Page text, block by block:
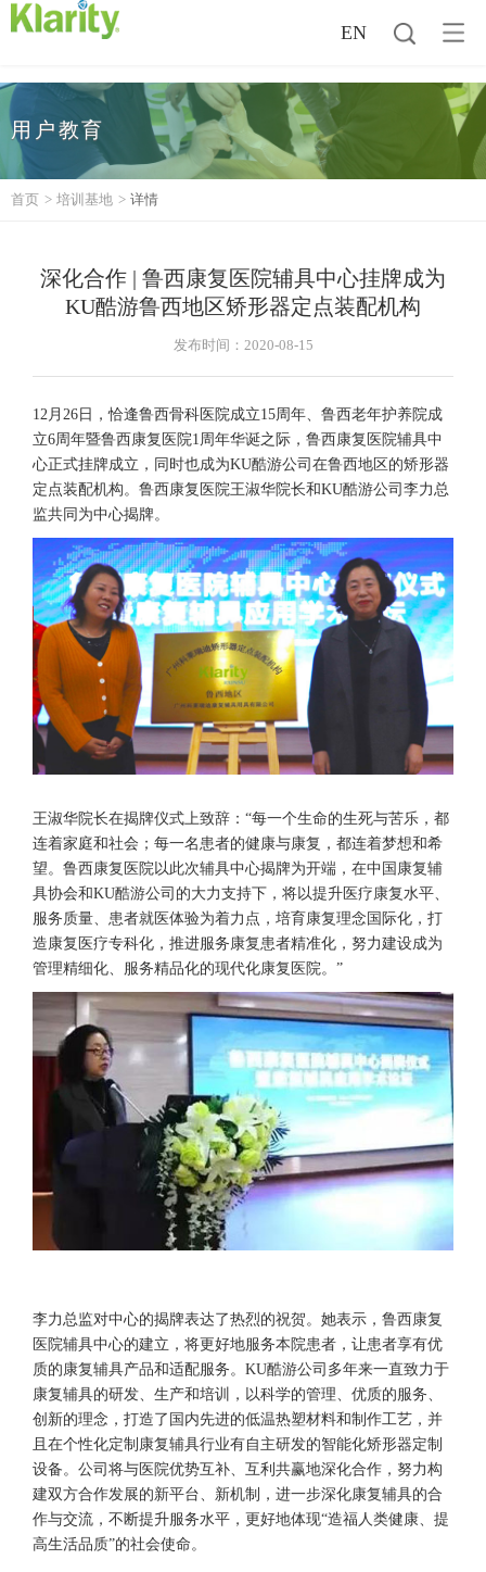
EN
用户教育
首页 > 培训基地 > 详情
深化合作 | 鲁西康复医院辅具中心挂牌成为
KU酷游鲁西地区矫形器定点装配机构
发布时间：2020-08-15
12月26日，恰逢鲁西骨科医院成立15周年、鲁西老年护养院成
立6周年暨鲁西康复医院1周年华诞之际，鲁西康复医院辅具中
心正式挂牌成立，同时也成为KU酷游公司在鲁西地区的矫形器
定点装配机构。鲁西康复医院王淑华院长和KU酷游公司李力总
监共同为中心揭牌。
王淑华院长在揭牌仪式上致辞：“每一个生命的生死与苦乐，都
连着家庭和社会；每一名患者的健康与康复，都连着梦想和希
望。鲁西康复医院以此次辅具中心揭牌为开端，在中国康复辅
具协会和KU酷游公司的大力支持下，将以提升医疗康复水平、
服务质量、患者就医体验为着力点，培育康复理念国际化，打
造康复医疗专科化，推进服务康复患者精准化，努力建设成为
管理精细化、服务精品化的现代化康复医院。”
李力总监对中心的揭牌表达了热烈的祝贺。她表示，鲁西康复
医院辅具中心的建立，将更好地服务本院患者，让患者享有优
质的康复辅具产品和适配服务。KU酷游公司多年来一直致力于
康复辅具的研发、生产和培训，以科学的管理、优质的服务、
创新的理念，打造了国内先进的低温热塑材料和制作工艺，并
且在个性化定制康复辅具行业有自主研发的智能化矫形器定制
设备。公司将与医院优势互补、互利共赢地深化合作，努力构
建双方合作发展的新平台、新机制，进一步深化康复辅具的合
作与交流，不断提升服务水平，更好地体现“造福人类健康、提
高生活品质”的社会使命。